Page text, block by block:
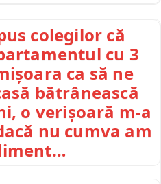
colegilor că
cu 3
ca să ne
bătrânească
o verișoară m-a
nu cumva am